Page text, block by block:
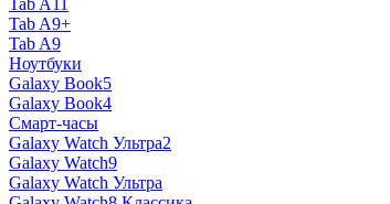
Tab A11
Tab A9+
Tab A9
Ноутбуки
Galaxy Book5
Galaxy Book4
Смарт-часы
Galaxy Watch Ультра2
Galaxy Watch9
Galaxy Watch Ультра